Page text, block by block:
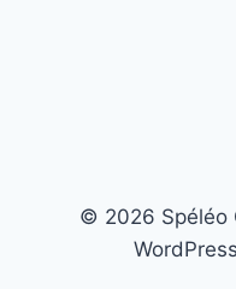
© 2026 Spéléo